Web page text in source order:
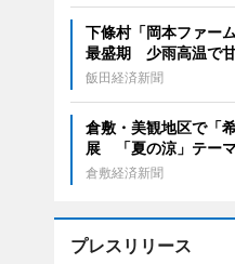
下條村「岡本ファー
最盛期 少雨高温で甘
飯田経済新聞
倉敷・美観地区で「
展 「夏の涼」テー
倉敷経済新聞
プレスリリース